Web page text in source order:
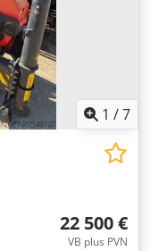
1 /7
22 500 €
VB plus PVN